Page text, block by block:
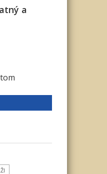
a